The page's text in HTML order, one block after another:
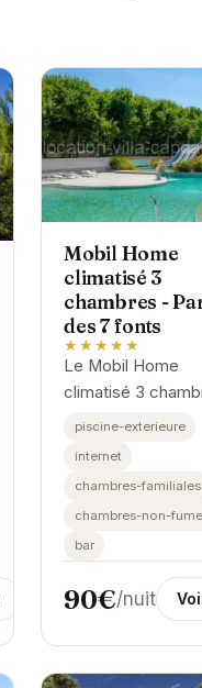
Mobil Home
climatisé 3
chambres -
des 7 fonts
★★★★★
Le Mobil Home
climatisé 3
Parc des 7 fonts
cadre verdoyant,
piscine-exterieure
internet
chambres-familiales
chambres-non-
bar
90€/nuit